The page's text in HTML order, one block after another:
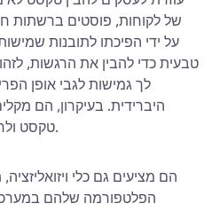
של לקוחות, פוסטים ברשתות
על ידי הפיכתו לתובנות
טבעית כדי להבין את הרגשות,
לך גמישות לגבי אופן
היברידית. בעיקרון, הם
טקסט ולחלץ את הדברים המשמעותיים.
הם מציעים גם כלי
הפלטפורמה שלהם